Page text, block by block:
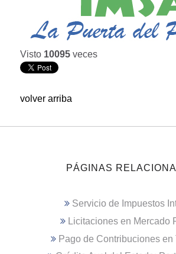
Visto 10095 veces
volver arriba
PÁGINAS
Servicio de Impuestos
Licitaciones en Mercado
Pago de Contribuciones en